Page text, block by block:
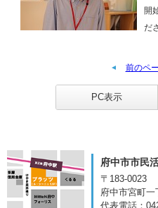
開
だ
前のペ
PC表示
府中市市民
〒183-0023
府中市宮町
代表電話：